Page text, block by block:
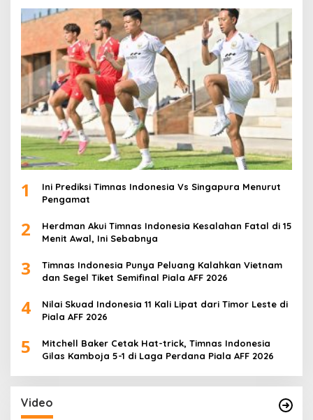
1
Ini Prediksi Timnas Indonesia Vs Singapura Menurut
Pengamat
2
Herdman Akui Timnas Indonesia Kesalahan Fatal di 15
Menit Awal, Ini Sebabnya
3
Timnas Indonesia Punya Peluang Kalahkan Vietnam
dan Segel Tiket Semifinal Piala AFF 2026
4
Nilai Skuad Indonesia 11 Kali Lipat dari Timor Leste di
Piala AFF 2026
5
Mitchell Baker Cetak Hat-trick, Timnas Indonesia
Gilas Kamboja 5-1 di Laga Perdana Piala AFF 2026
Video